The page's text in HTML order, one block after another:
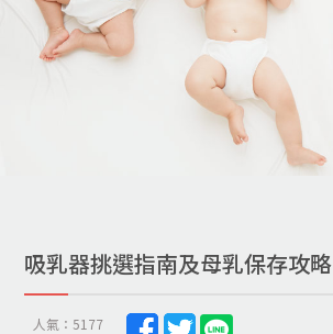
吸乳器挑選指南及母乳保存攻略
人氣：5177